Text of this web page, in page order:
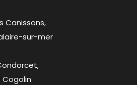
Canissons,
sur-mer
Cogolin